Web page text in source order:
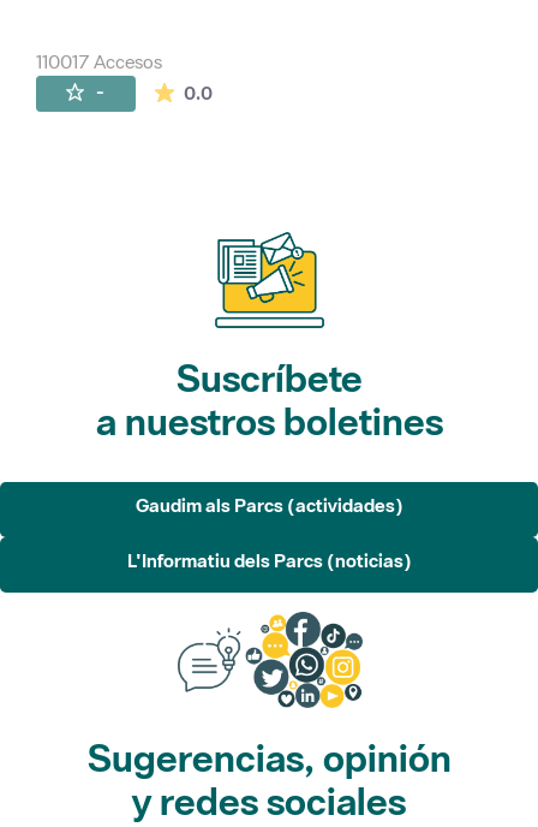
110017 Accesos
- 0.0La valoración media es de 0 estrellas de
Suscríbete
a nuestros boletines
Gaudim als Parcs (actividades)
L'Informatiu dels Parcs (noticias)
Sugerencias, opinión
y redes sociales